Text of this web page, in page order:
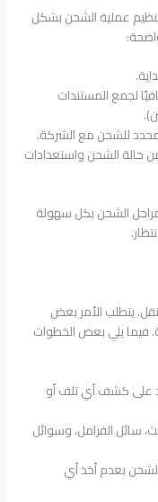
عملية الشحن بشكل
لجمع المستندات
للشحن مع الشركة.
حالة الشحن واستعدادات
الشحن بكل سهولة
يتطلب الأمر بعض
فيما يلي بعض الخطوات
على كشف أي تلف أو
سائل الفرامل، وسوائل
بعدم أخذ أي